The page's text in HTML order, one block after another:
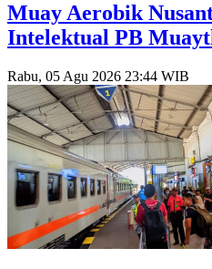
Muay Aerobik
Intelektual PB
Rabu, 05 Agu 2026 23:44 WIB